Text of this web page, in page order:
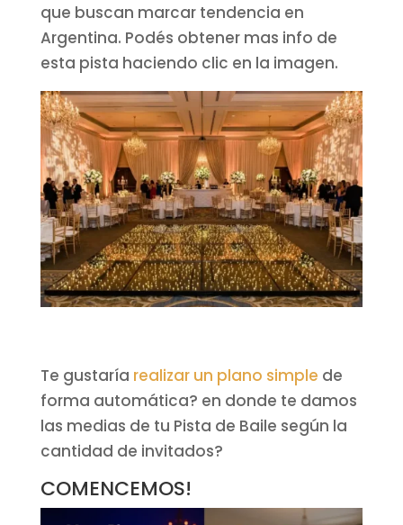
que buscan marcar tendencia en
Argentina. Podés obtener mas info de
esta pista haciendo clic en la imagen.
Te gustaría realizar un plano simple de
forma automática? en donde te damos
las medias de tu Pista de Baile según la
cantidad de invitados?
COMENCEMOS!